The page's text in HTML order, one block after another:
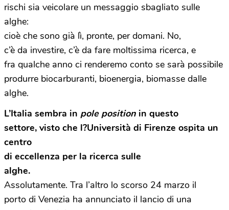
rischi sia veicolare un messaggio sbagliato sulle
alghe:
cioè che sono già lì, pronte, per domani. No,
c’è da investire, c’è da fare moltissima ricerca, e
fra qualche anno ci renderemo conto se sarà possibile
produrre biocarburanti, bioenergia, biomasse dalle
alghe.
L’Italia sembra in pole position in questo
settore, visto che l?Università di Firenze ospita un
centro
di eccellenza per la ricerca sulle
alghe.
Assolutamente. Tra l’altro lo scorso 24 marzo il
porto di Venezia ha annunciato il lancio di una